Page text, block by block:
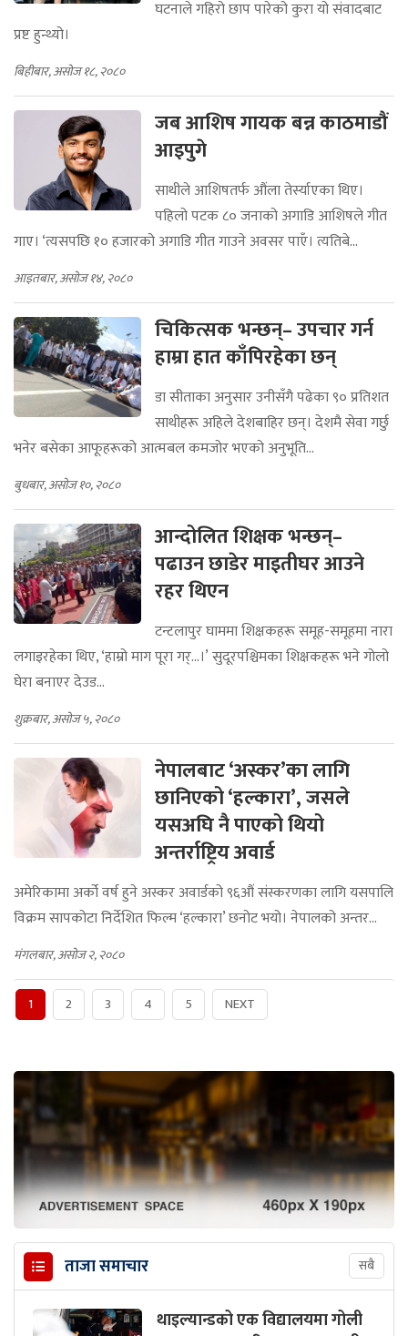
घटनाले गहिरो छाप पारेको कुरा यो संवादबाट
प्रष्ट हुन्थ्यो।
बिहीबार, असोज १८, २०८०
जब आशिष गायक बन्न काठमाडौं
आइपुगे
साथीले आशिषतर्फ औंला तेर्स्याएका थिए।
पहिलो पटक ८० जनाको अगाडि आशिषले गीत
गाए। ‘त्यसपछि १० हजारको अगाडि गीत गाउने अवसर पाएँ। त्यतिबे...
आइतबार, असोज १४, २०८०
चिकित्सक भन्छन्– उपचार गर्न
हाम्रा हात काँपिरहेका छन्
डा सीताका अनुसार उनीसँगै पढेका ९० प्रतिशत
साथीहरू अहिले देशबाहिर छन्। देशमै सेवा गर्छु
भनेर बसेका आफूहरूको आत्मबल कमजोर भएको अनुभूति...
बुधबार, असोज १०, २०८०
आन्दोलित शिक्षक भन्छन्–
पढाउन छाडेर माइतीघर आउने
रहर थिएन
टन्टलापुर घाममा शिक्षकहरू समूह-समूहमा नारा
लगाइरहेका थिए, ‘हाम्रो माग पूरा गर्...।’ सुदूरपश्चिमका शिक्षकहरू भने गोलो
घेरा बनाएर देउड...
शुक्रबार, असोज ५, २०८०
नेपालबाट ‘अस्कर’का लागि
छानिएको ‘हल्कारा’, जसले
यसअघि नै पाएको थियो
अन्तर्राष्ट्रिय अवार्ड
अमेरिकामा अर्को वर्ष हुने अस्कर अवार्डको ९६औं संस्करणका लागि यसपालि
विक्रम सापकोटा निर्देशित फिल्म ‘हल्कारा’ छनोट भयो। नेपालको अन्तर...
मंगलबार, असोज २, २०८०
1 2 3 4 5 NEXT
ताजा समाचार सबै
थाइल्यान्डको एक विद्यालयमा गोली